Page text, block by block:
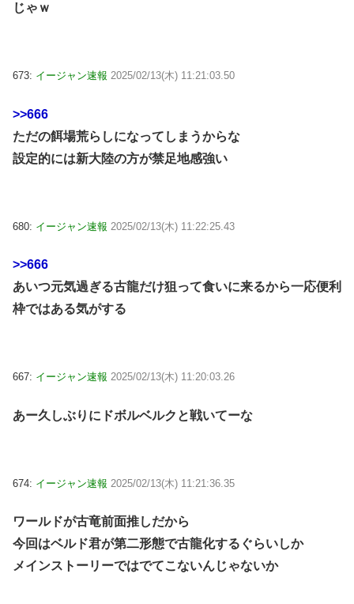
じゃｗ
673: イージャン速報 2025/02/13(木) 11:21:03.50
>>666
ただの餌場荒らしになってしまうからな
設定的には新大陸の方が禁足地感強い
680: イージャン速報 2025/02/13(木) 11:22:25.43
>>666
あいつ元気過ぎる古龍だけ狙って食いに来るから一応便利
枠ではある気がする
667: イージャン速報 2025/02/13(木) 11:20:03.26
あー久しぶりにドボルベルクと戦いてーな
674: イージャン速報 2025/02/13(木) 11:21:36.35
ワールドが古竜前面推しだから
今回はベルド君が第二形態で古龍化するぐらいしか
メインストーリーではでてこないんじゃないか